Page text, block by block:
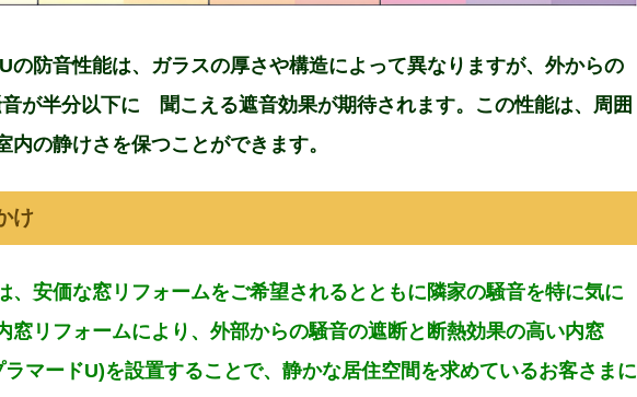
の防音性能は、ガラスの厚さや構造によって異なりますが、外からの
が半分以下に 聞こえる遮音効果が期待されます。この性能は、周囲
内の静けさを保つことができます。
け
、安価な窓リフォームをご希望されるとともに隣家の騒音を特に気に
窓リフォームにより、外部からの騒音の遮断と断熱効果の高い内窓
マードU)を設置することで、静かな居住空間を求めているお客さまに